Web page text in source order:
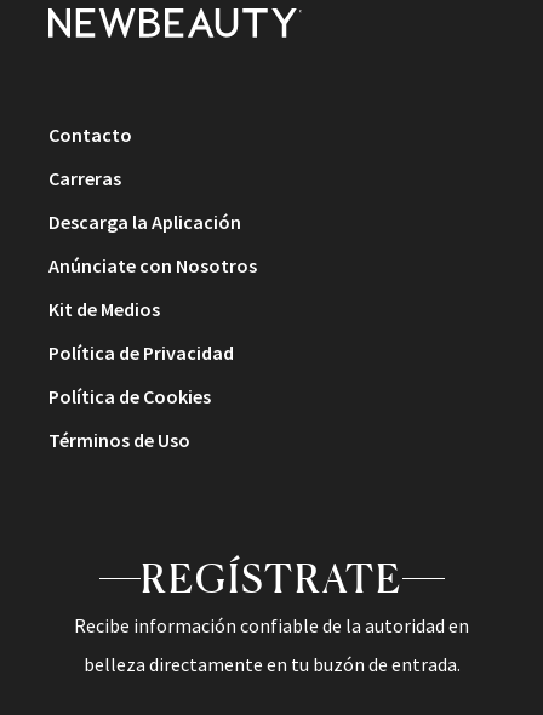
Contacto
Carreras
Descarga la Aplicación
Anúnciate con Nosotros
Kit de Medios
Política de Privacidad
Política de Cookies
Términos de Uso
REGÍSTRATE
Recibe información confiable de la autoridad en
belleza directamente en tu buzón de entrada.